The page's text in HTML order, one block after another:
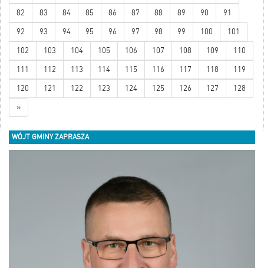
82 83 84 85 86 87 88 89 90 91
92 93 94 95 96 97 98 99 100 101
102 103 104 105 106 107 108 109 110
111 112 113 114 115 116 117 118 119
120 121 122 123 124 125 126 127 128
»
WÓJT GMINY ZAPRASZA